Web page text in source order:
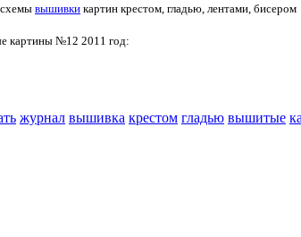
вышивки картин крестом, гладью, лентами, бисером
картины №12 2011 год:
журнал вышивка крестом гладью вышитые